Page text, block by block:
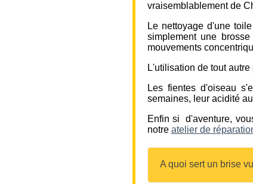
vraisemblablement de
Le nettoyage d'une
simplement une
mouvements
L'utilisation de tout
Les fientes d'oiseau
semaines, leur acidité
Enfin si d'aventure,
notre atelier de
A quoi sert un brise